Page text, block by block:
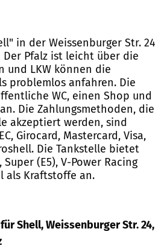
in der Weissenburger Str. 24
Der Pfalz ist leicht über die
und LKW können die
problemlos anfahren. Die
WC, einen Shop und
Die Zahlungsmethoden, die
akzeptiert werden, sind
Girocard, Mastercard, Visa,
Die Tankstelle bietet
Super (E5), V-Power Racing
als Kraftstoffe an.
Shell, Weissenburger Str. 24,